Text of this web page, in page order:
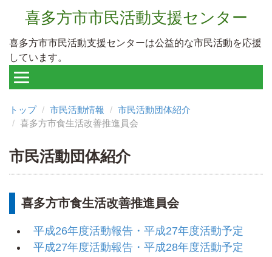
喜多方市市民活動支援センター
喜多方市市民活動支援センターは公益的な市民活動を応援
しています。
トップ 市民活動情報
市民活動団体紹介
喜多方市食生活改善推進員会
市民活動団体紹介
喜多方市食生活改善推進員会
平成26年度活動報告・平成27年度活動予定
平成27年度活動報告・平成28年度活動予定